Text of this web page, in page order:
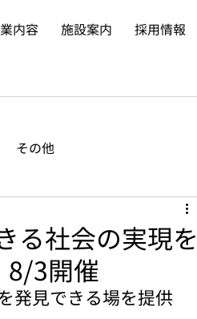
内容 施設案内 採用情報
その他
る社会の実現を
8/3開催
発見できる場を提供